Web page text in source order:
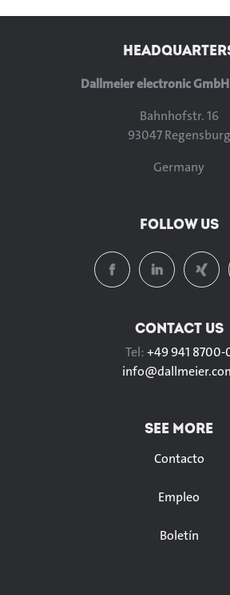
Dallmeier electronic
Bahnhofstr. 16
93047 Regensburg
Germany
FOLLOW US
CONTACT US
Tel:+49 941 8700-
info@
SEE MORE
Contacto
Empleo
Boletín